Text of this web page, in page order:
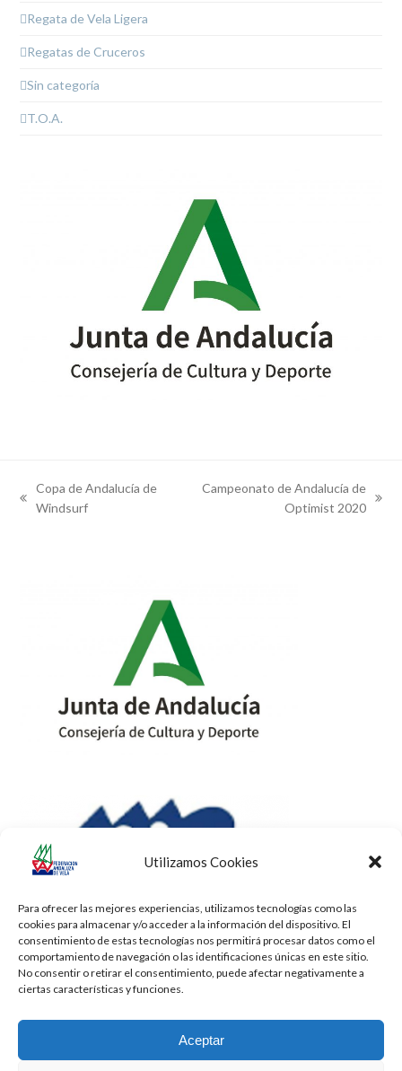
Utilizamos Cookies
Para ofrecer las mejores experiencias, utilizamos tecnologías como las
cookies para almacenar y/o acceder a la información del dispositivo. El
consentimiento de estas tecnologías nos permitirá procesar datos como el
comportamiento de navegación o las identificaciones únicas en este sitio.
No consentir o retirar el consentimiento, puede afectar negativamente a
ciertas características y funciones.
Aceptar
Regata de Vela Ligera
Regatas de Cruceros
Sin categoría
T.O.A.
previous
Copa de Andalucía de
Windsurf
Campeonato de Andalucía de
Optimist 2020